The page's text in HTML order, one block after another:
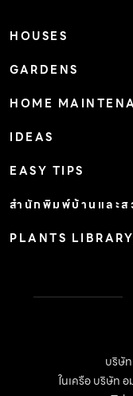
HOUSES
GARDENS
HOME
IDEAS
EASY TIPS
สำนักพิมพ์บ้านและส
PLANTS LIBRARY
บริษั
ในเครือ บริษัท